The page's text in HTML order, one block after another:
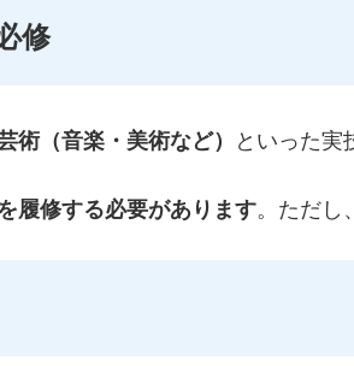
修
術（音楽・美術など） といった実
履修する必要があります。ただし